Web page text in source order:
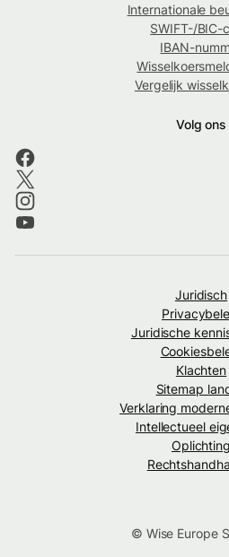
Internationale
SWIFT-/BIC-
IBAN-
Vergelijk
Volg ons
Juridisch
Juridische
Klachten
Sitemap
Verklaring
Intellectueel
Oplichting
© Wise Europe